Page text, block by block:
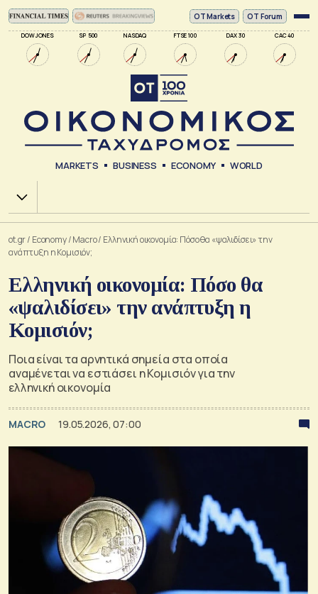
DOW JONES SP 500 NASDAQ FTSE 100 DAX 30 CAC 40
ΟΤ Markets OT Forum
MARKETS BUSINESS ECONOMY WORLD
Χ.Α.
ot.gr/ Economy/Macro/ Ελληνική οικονομία: Πόσο θα «ψαλιδίσει» την
ανάπτυξη η Κομισιόν;
Ελληνική οικονομία: Πόσο θα
«ψαλιδίσει» την ανάπτυξη η
Κομισιόν;
Ποια είναι τα αρνητικά σημεία στα οποία
αναμένεται να εστιάσει η Κομισιόν για την
ελληνική οικονομία
MACRO 19.05.2026, 07:00